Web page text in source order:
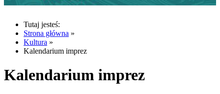
Tutaj jesteś:
Strona główna »
Kultura »
Kalendarium imprez
Kalendarium imprez